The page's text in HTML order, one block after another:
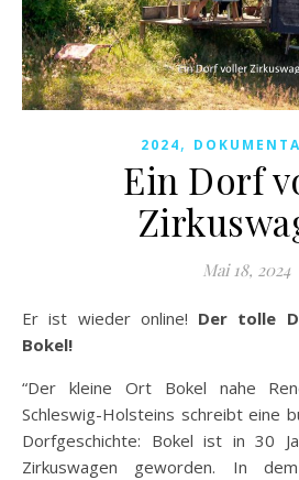
2024,
Ein Dorf
Mai 18, 2024
Er ist wieder online! Der tolle
Bokel!
“Der kleine Ort Bokel nahe
Schleswig-Holsteins schreibt eine
Dorfgeschichte: Bokel ist in 30
Zirkuswagen geworden. In